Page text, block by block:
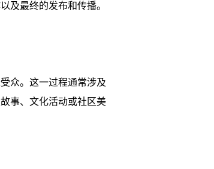
及最终的发布和传播。
众。这一过程通常涉及
事、文化活动或社区美